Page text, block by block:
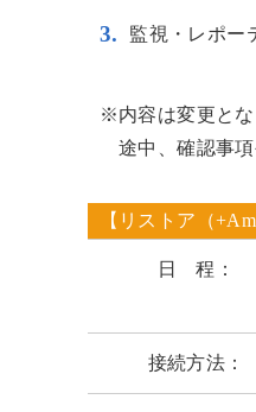
監視・レポー
※内容は変更と
途中、確認事項
【リストア（
日 程：
接続方法：